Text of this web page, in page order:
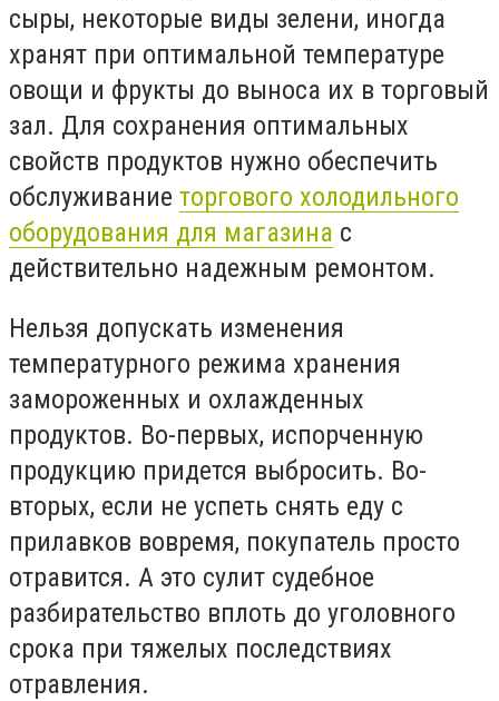
сыры, некоторые виды зелени, иногда
хранят при оптимальной температуре
овощи и фрукты до выноса их в торговый
зал. Для сохранения оптимальных
свойств продуктов нужно обеспечить
обслуживание торгового холодильного
оборудования для магазина с
действительно надежным ремонтом.
Нельзя допускать изменения
температурного режима хранения
замороженных и охлажденных
продуктов. Во-первых, испорченную
продукцию придется выбросить. Во-
вторых, если не успеть снять еду с
прилавков вовремя, покупатель просто
отравится. А это сулит судебное
разбирательство вплоть до уголовного
срока при тяжелых последствиях
отравления.